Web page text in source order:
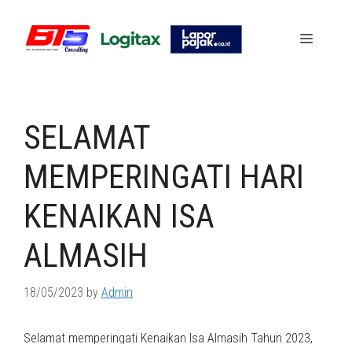
content
Menu
SELAMAT
MEMPERINGATI HARI
KENAIKAN ISA
ALMASIH
18/05/2023 by Admin
Selamat memperingati Kenaikan Isa Almasih Tahun 2023,